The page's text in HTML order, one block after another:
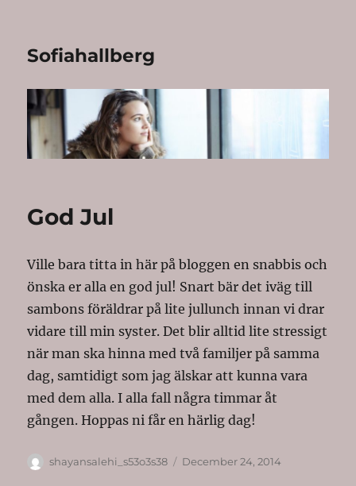
Sofiahallberg
God Jul
Ville bara titta in här på bloggen en snabbis och
önska er alla en god jul! Snart bär det iväg till
sambons föräldrar på lite jullunch innan vi drar
vidare till min syster. Det blir alltid lite stressigt
när man ska hinna med två familjer på samma
dag, samtidigt som jag älskar att kunna vara
med dem alla. I alla fall några timmar åt
gången. Hoppas ni får en härlig dag!
Author
shayansalehi_s53o3s38
Posted
December 24, 2014